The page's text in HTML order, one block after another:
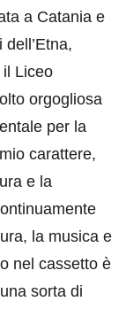
a Catania e
Liceo
orgogliosa
per la
carattere,
e la
la musica e
nel cassetto è
sorta di